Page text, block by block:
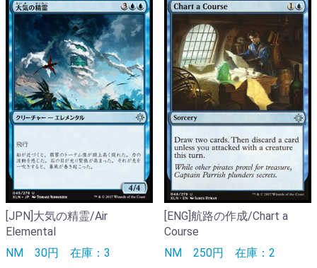
[JPN]大気の精霊/Air
Elemental
NM 30円 在庫：3
[ENG]航路の作成/Chart a
Course
NM 250円 在庫：2